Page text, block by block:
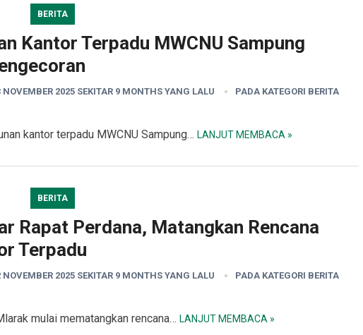
BERITA
Kantor Terpadu MWCNU Sampung
NOVEMBER 2025 SEKITAR 9 MONTHS YANG LALU PADA KATEGORI BERITA
kantor terpadu MWCNU Sampung… LANJUT MEMBACA »
BERITA
Rapat Perdana, Matangkan Rencana
Terpadu
NOVEMBER 2025 SEKITAR 9 MONTHS YANG LALU PADA KATEGORI BERITA
mulai mematangkan rencana… LANJUT MEMBACA »